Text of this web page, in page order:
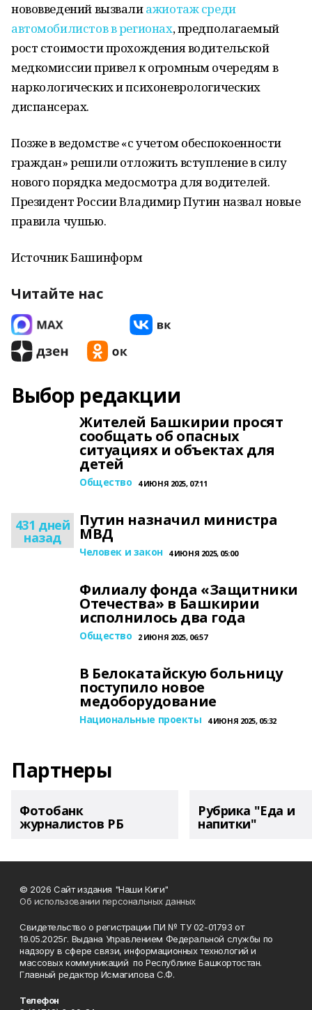
нововведений вызвалиажиотаж среди
автомобилистов в регионах, предполагаемый
рост стоимости прохождения водительской
медкомиссии привел к огромным очередям в
наркологических и психоневрологических
диспансерах.
Позже в ведомстве «с учетом обеспокоенности
граждан» решили отложить вступление в силу
нового порядка медосмотра для водителей.
Президент России Владимир Путин назвал новые
правила чушью.
Источник Башинформ
Читайте нас
Выбор редакции
Жителей Башкирии просят
сообщать об опасных
ситуациях и объектах для
детей
Общество 4 ИЮНЯ 2025, 07:11
431 дней
назад
Путин назначил министра
МВД
Человек и закон 4 ИЮНЯ 2025, 05:00
Филиалу фонда «Защитники
Отечества» в Башкирии
исполнилось два года
Общество 2 ИЮНЯ 2025, 06:57
В Белокатайскую больницу
поступило новое
медоборудование
Национальные проекты 4 ИЮНЯ 2025, 05:32
Партнеры
Фотобанк
журналистов РБ
Рубрика "Еда и
напитки"
© 2026 Сайт издания "Наши Киги"
Об использовании персональных данных
Свидетельство о регистрации ПИ № ТУ 02-01793 от
19.05.2025г. Выдана Управлением Федеральной службы по
надзору в сфере связи, информационных технологий и
массовых коммуникаций по Республике Башкортостан.
Главный редактор Исмагилова С.Ф.
Телефон